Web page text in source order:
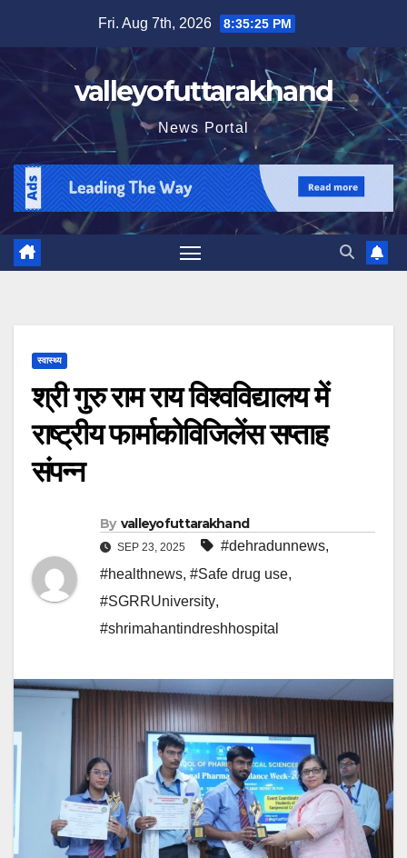
content
Fri. Aug 7th, 2026 8:35:27 PM
valleyofuttarakhand
News Portal
स्वास्थ्य
श्री गुरु राम राय विश्वविद्यालय में
राष्ट्रीय फार्माकोविजिलेंस सप्ताह
संपन्न
By valleyofuttarakhand
SEP 23, 2025 #dehradunnews,
#healthnews, #Safe drug use,
#SGRRUniversity,
#shrimahantindreshhospital